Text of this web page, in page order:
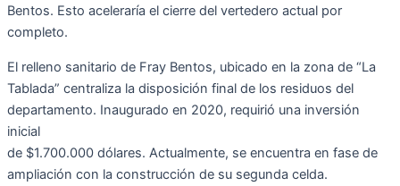
Bentos. Esto aceleraría el cierre del vertedero actual por
completo.
El relleno sanitario de Fray Bentos, ubicado en la zona de “La
Tablada” centraliza la disposición final de los residuos del
departamento. Inaugurado en 2020, requirió una inversión
inicial
de $1.700.000 dólares. Actualmente, se encuentra en fase de
ampliación con la construcción de su segunda celda.